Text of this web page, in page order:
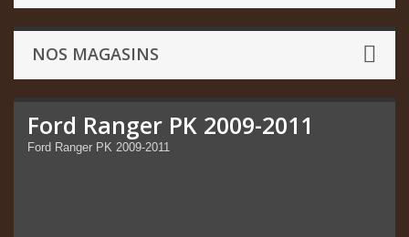
NOS MAGASINS
Ford Ranger PK 2009-2011
Ford Ranger PK 2009-2011